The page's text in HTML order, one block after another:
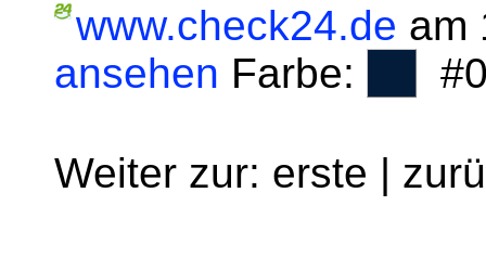
www.check24.de am
ansehen Farbe:
Weiter zur: erste |